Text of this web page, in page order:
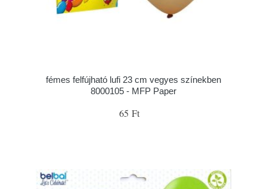
fémes felfújható lufi 23 cm vegyes színekben
8000105 - MFP Paper
65 Ft